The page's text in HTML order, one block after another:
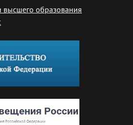
высшего образования